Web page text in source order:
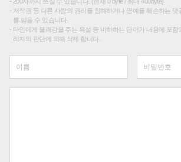
저작권 등 다른 사람의 권리를 침해하거나 명예를 훼손하는 댓
를 받을 수 있습니다.
타인에게 불쾌감을 주는 욕설 등 비하하는 단어가 내용에 포
리자의 판단에 의해 삭제 합니다.